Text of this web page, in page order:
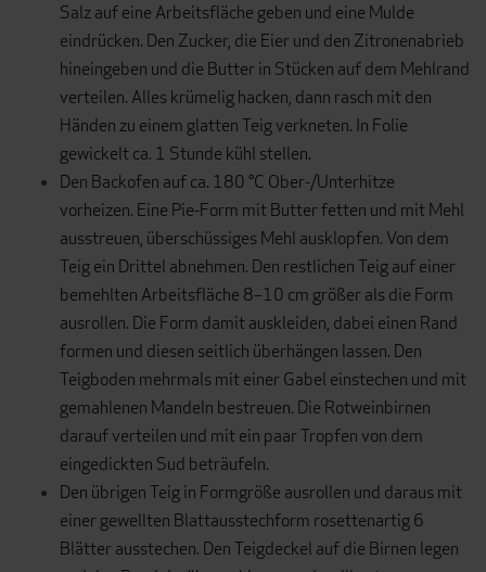
Salz auf eine Arbeitsfläche geben und eine Mulde
eindrücken. Den Zucker, die Eier und den Zitronenabrieb
hineingeben und die Butter in Stücken auf dem Mehlrand
verteilen. Alles krümelig hacken, dann rasch mit den
Händen zu einem glatten Teig verkneten. In Folie
gewickelt ca. 1 Stunde kühl stellen.
Den Backofen auf ca. 180 °C Ober-/Unterhitze
vorheizen. Eine Pie-Form mit Butter fetten und mit Mehl
ausstreuen, überschüssiges Mehl ausklopfen. Von dem
Teig ein Drittel abnehmen. Den restlichen Teig auf einer
bemehlten Arbeitsfläche 8–10 cm größer als die Form
ausrollen. Die Form damit auskleiden, dabei einen Rand
formen und diesen seitlich überhängen lassen. Den
Teigboden mehrmals mit einer Gabel einstechen und mit
gemahlenen Mandeln bestreuen. Die Rotweinbirnen
darauf verteilen und mit ein paar Tropfen von dem
eingedickten Sud beträufeln.
Den übrigen Teig in Formgröße ausrollen und daraus mit
einer gewellten Blattausstechform rosettenartig 6
Blätter ausstechen. Den Teigdeckel auf die Birnen legen